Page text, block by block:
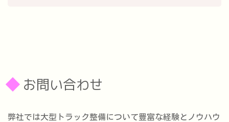
お問い合わせ
弊社では大型トラック整備について豊富な経験とノウハウ